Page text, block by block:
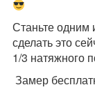
Станьте одним
сделать это
1/3 натяжного
Замер